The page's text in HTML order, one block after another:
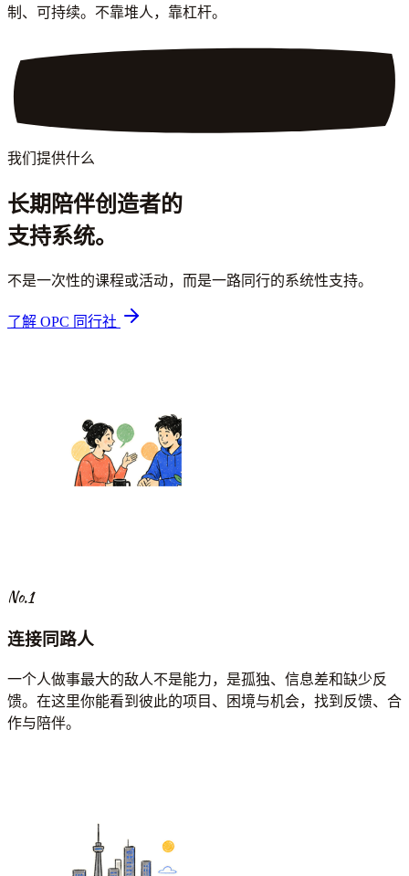
制、可持续。 不靠堆人，靠杠杆。
我们提供什么
长期陪伴创造者的
支持系统。
不是一次性的课程或活动，而是一路同行的系统性支持。
了解 OPC 同行社
No.1
连接同路人
一个人做事最大的敌人不是能力，是孤独、信息差和缺少反
馈。在这里你能看到彼此的项目、困境与机会，找到反馈、合
作与陪伴。